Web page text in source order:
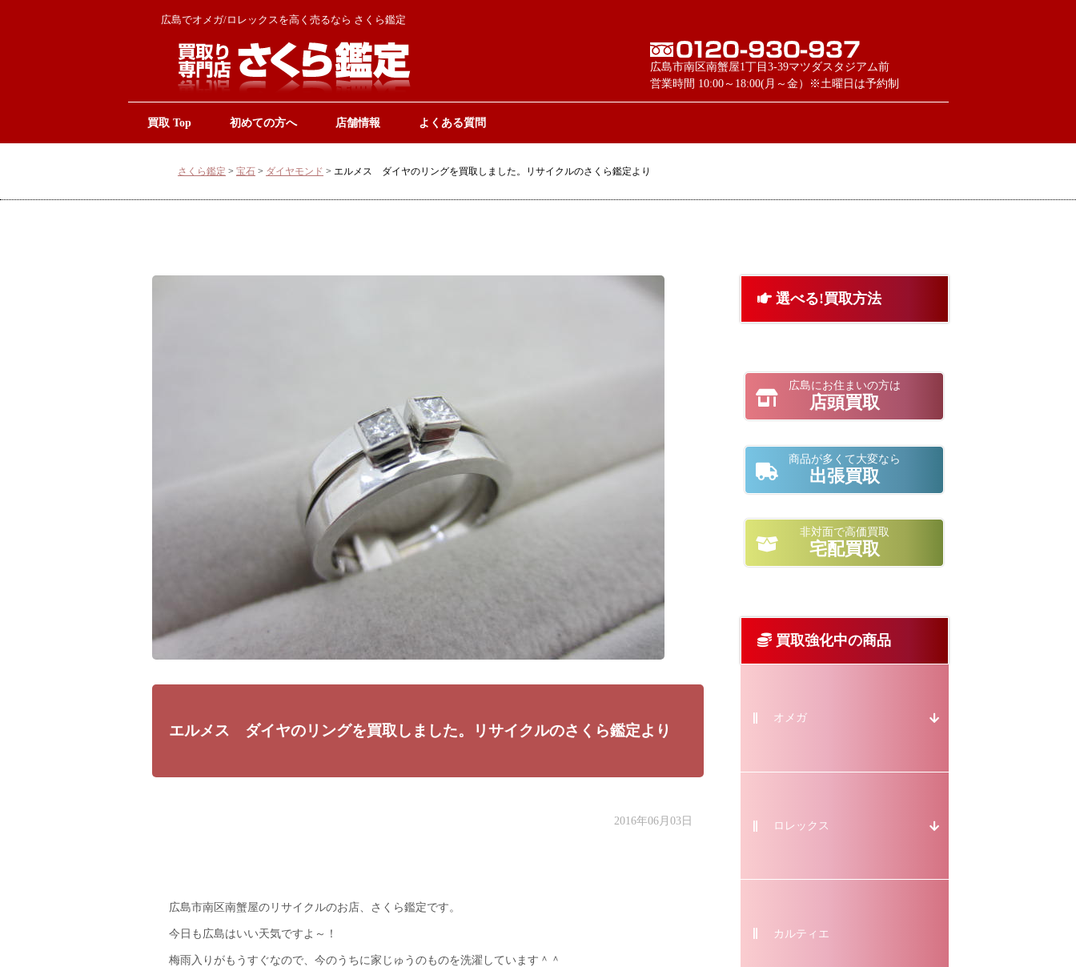
広島でオメガ/ロレックスを高く売るなら さくら鑑定
広島市南区南蟹屋1丁目3-39マツダスタジアム前
営業時間 10:00～18:00(月～金）※土曜日は予約制
買取 Top 初めての方へ 店舗情報 よくある質問
さくら鑑定 > 宝石 > ダイヤモンド > エルメス ダイヤのリングを買取しました。リサイクルのさくら鑑定より
エルメス ダイヤのリングを買取しました。リサイクルのさくら鑑定より
2016年06月03日
広島市南区南蟹屋のリサイクルのお店、さくら鑑定です。
今日も広島はいい天気ですよ～！
梅雨入りがもうすぐなので、今のうちに家じゅうのものを洗濯しています＾＾
選べる!買取方法
広島にお住まいの方は
店頭買取
商品が多くて大変なら
出張買取
非対面で高価買取
宅配買取
買取強化中の商品
オメガ
ロレックス
カルティエ